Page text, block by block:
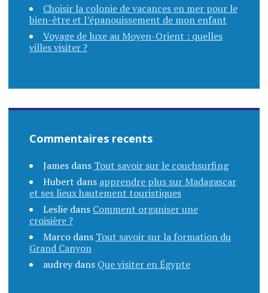
Choisir la colonie de vacances en mer pour le
bien-être et l’épanouissement de mon enfant
Voyage de luxe au Moyen-Orient : quelles
villes visiter ?
Commentaires recents
Jamesdans Tout savoir sur le couchsurfing
Hubert dans apprendre plus sur Madagascar
et ses lieux hautement touristiques
Lesliedans Comment organiser une
croisière ?
Marcodans Tout savoir sur la formation du
Grand Canyon
audreydans Que visiter en Égypte